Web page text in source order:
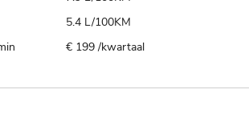
5.4 L/100KM
€ 199 /kwartaal